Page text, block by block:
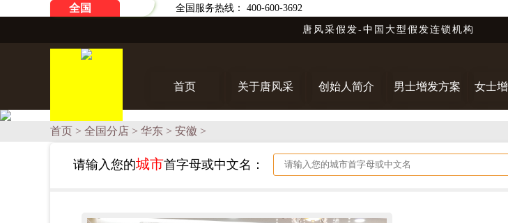
全国 全国服务热线： 400-600-3692
唐风采假发-中国大型假发连锁机构
首页 关于唐风采 创始人简介 男士增发方案 女士
首页 > 全国分店 > 华东 > 安徽 >
请输入您的城市首字母或中文名 ：